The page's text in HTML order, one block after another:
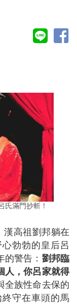
氏滿門抄斬！
漢高祖劉邦躺在
勃勃的皇后呂
警告： 劉邦臨
人，你呂家就得
全族性命去保的
守在車頭的馬